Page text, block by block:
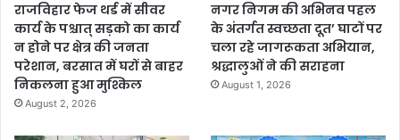
राजविहार फेज थर्ड में सीवर
कार्य के पश्चात् सड़को का कार्य
न होने पर क्षेत्र की जनता
परेशान, बरसात में घरों से बाहर
निकलना हुआ मुश्किल
August 2, 2026
नगर निगम की अभिनव पहल
के अंतर्गत स्वच्छता दूत’ घाटों पर
चला रहे जागरूकता अभियान,
श्रद्धालुओं ने की सराहना
August 1, 2026